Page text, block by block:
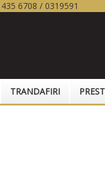
6708 / 0319591
TRANDAFIRI